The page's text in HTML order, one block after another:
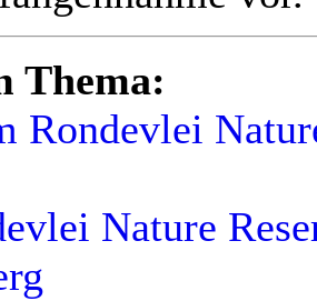
Thema:
Rondevlei
Nature